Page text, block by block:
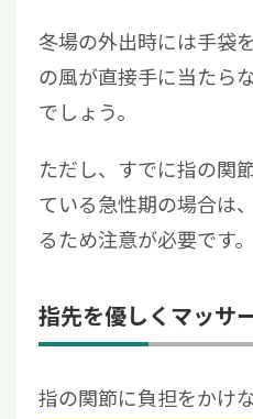
冬場の外出時には手袋
の風が直接手に当たら
でしょう。
ただし、すでに指の関
ている急性期の場合は
るため注意が必要です。
指先を優しくマッサ
指の関節に負担をかけ